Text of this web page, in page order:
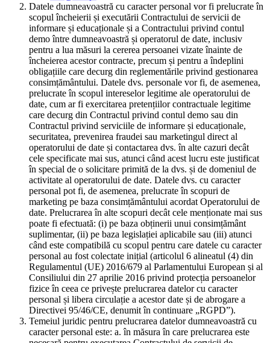
Datele dumneavoastră cu caracter personal vor fi prelucrate în
scopul încheierii și executării Contractului de servicii de
informare și educaționale și a Contractului privind contul
demo între dumneavoastră și operatorul de date, inclusiv
pentru a lua măsuri la cererea persoanei vizate înainte de
încheierea acestor contracte, precum și pentru a îndeplini
obligațiile care decurg din reglementările privind gestionarea
consimțământului. Datele dvs. personale vor fi, de asemenea,
prelucrate în scopul intereselor legitime ale operatorului de
date, cum ar fi exercitarea pretențiilor contractuale legitime
care decurg din Contractul privind contul demo sau din
Contractul privind serviciile de informare și educaționale,
securitatea, prevenirea fraudei sau marketingul direct al
operatorului de date și contactarea dvs. în alte cazuri decât
cele specificate mai sus, atunci când acest lucru este justificat
în special de o solicitare primită de la dvs. și de domeniul de
activitate al operatorului de date. Datele dvs. cu caracter
personal pot fi, de asemenea, prelucrate în scopuri de
marketing pe baza consimțământului acordat Operatorului de
date. Prelucrarea în alte scopuri decât cele menționate mai sus
poate fi efectuată: (i) pe baza obținerii unui consimțământ
suplimentar, (ii) pe baza legislației aplicabile sau (iii) atunci
când este compatibilă cu scopul pentru care datele cu caracter
personal au fost colectate inițial (articolul 6 alineatul (4) din
Regulamentul (UE) 2016/679 al Parlamentului European și al
Consiliului din 27 aprilie 2016 privind protecția persoanelor
fizice în ceea ce privește prelucrarea datelor cu caracter
personal și libera circulație a acestor date și de abrogare a
Directivei 95/46/CE, denumit în continuare „RGPD”).
Temeiul juridic pentru prelucrarea datelor dumneavoastră cu
caracter personal este: a. în măsura în care prelucrarea este